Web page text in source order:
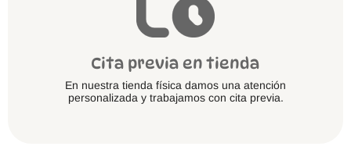
Cita previa en tienda
En nuestra tienda física damos una atención
personalizada y trabajamos con cita previa.